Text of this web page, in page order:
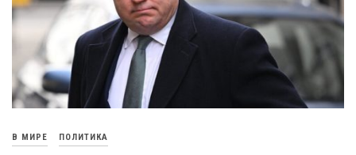
В МИРЕ ПОЛИТИКА